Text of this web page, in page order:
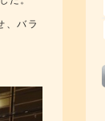
、バラ